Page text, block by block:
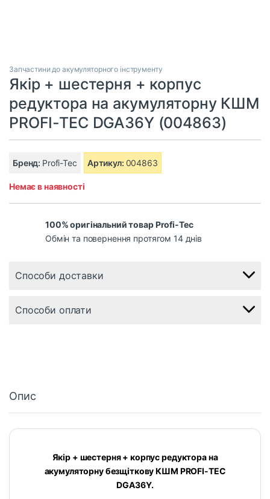
Запчастини до акумуляторного інструменту
Якір + шестерня + корпус
редуктора на акумуляторну КШМ
PROFI-TEC DGA36Y (004863)
Бренд: Profi-Tec Артикул: 004863
Немає в наявності
100% оригінальний товар Profi-Tec
Обмін та повернення протягом 14 днів
Способи доставки
Способи оплати
Опис
Якір + шестерня + корпус редуктора на
акумуляторну безщіткову КШМ PROFI-TEC
DGA36Y.